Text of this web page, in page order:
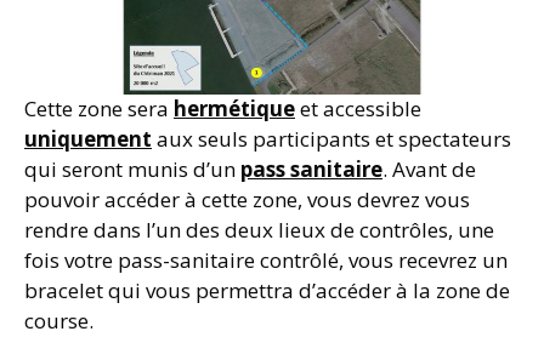
Cette zone sera hermétiqueet accessible
uniquement aux seuls participants et spectateurs
qui seront munis d’un pass sanitaire. Avant de
pouvoir accéder à cette zone, vous devrez vous
rendre dans l’un des deux lieux de contrôles, une
fois votre pass-sanitaire contrôlé, vous recevrez un
bracelet qui vous permettra d’accéder à la zone de
course.